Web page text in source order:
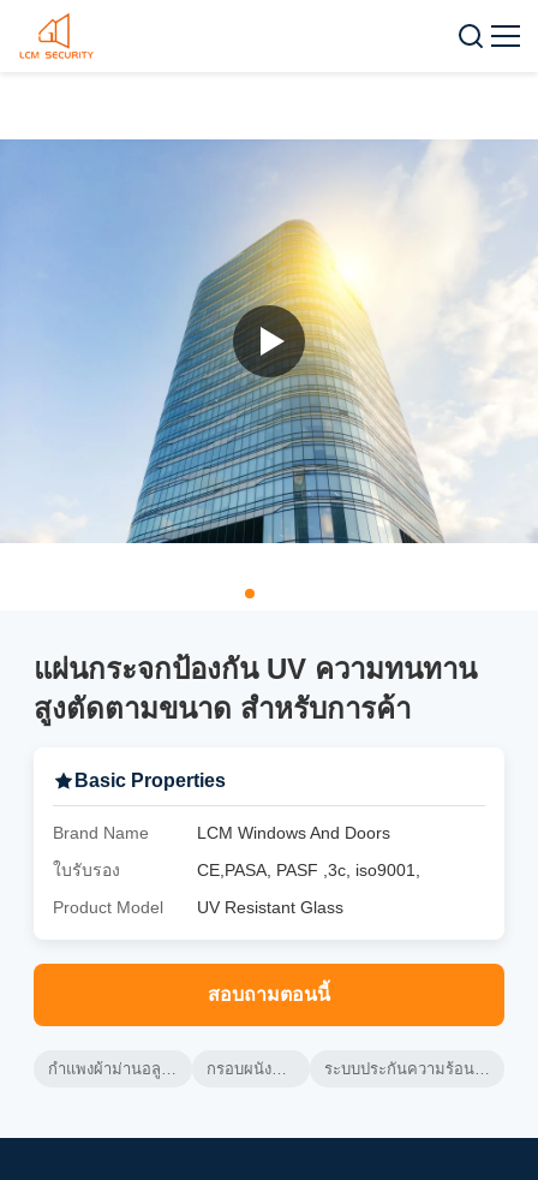
แผ่นกระจกป้องกัน UV ความทนทาน
สูงตัดตามขนาด สําหรับการค้า
Basic Properties
Brand Name
LCM Windows And Doors
ใบรับรอง
CE,PASA, PASF ,3c, iso9001,
Product Model
UV Resistant Glass
สอบถามตอนนี้
กําแพงผ้าม่านอลูมิเนียมที่ระบายอากาศ กรอบผนังผ้าม่านอลูมิเนียม ระบบประกันความร้อนในผนังผ้าม่านระบายอากาศ